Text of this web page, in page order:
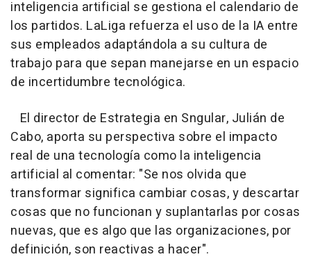
inteligencia artificial se gestiona el calendario de
los partidos. LaLiga refuerza el uso de la IA entre
sus empleados adaptándola a su cultura de
trabajo para que sepan manejarse en un espacio
de incertidumbre tecnológica.
El director de Estrategia en Sngular, Julián de
Cabo, aporta su perspectiva sobre el impacto
real de una tecnología como la inteligencia
artificial al comentar: "Se nos olvida que
transformar significa cambiar cosas, y descartar
cosas que no funcionan y suplantarlas por cosas
nuevas, que es algo que las organizaciones, por
definición, son reactivas a hacer".